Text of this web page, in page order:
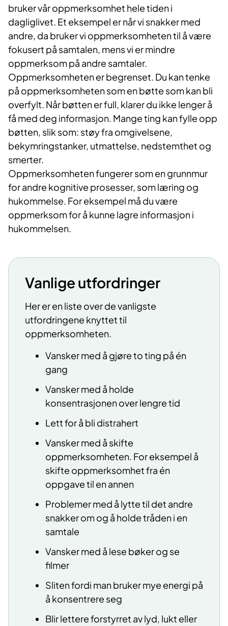
bruker vår oppmerksomhet hele tiden i
dagliglivet. Et eksempel er når vi snakker med
andre, da bruker vi oppmerksomheten til å være
fokusert på samtalen, mens vi er mindre
oppmerksom på andre samtaler.
Oppmerksomheten er begrenset. Du kan tenke
på oppmerksomheten som en bøtte som kan bli
overfylt. Når bøtten er full, klarer du ikke lenger å
få med deg informasjon. Mange ting kan fylle opp
bøtten, slik som: støy fra omgivelsene,
bekymringstanker, utmattelse, nedstemthet og
smerter.
Oppmerksomheten fungerer som en grunnmur
for andre kognitive prosesser, som læring og
hukommelse. For eksempel må du være
oppmerksom for å kunne lagre informasjon i
hukommelsen.
Vanlige utfordringer
Her er en liste over de vanligste
utfordringene knyttet til
oppmerksomheten.
Vansker med å gjøre to ting på én
gang
Vansker med å holde
konsentrasjonen over lengre tid
Lett for å bli distrahert
Vansker med å skifte
oppmerksomheten. For eksempel å
skifte oppmerksomhet fra én
oppgave til en annen
Problemer med å lytte til det andre
snakker om og å holde tråden i en
samtale
Vansker med å lese bøker og se
filmer
Sliten fordi man bruker mye energi på
å konsentrere seg
Blir lettere forstyrret av lyd, lukt eller